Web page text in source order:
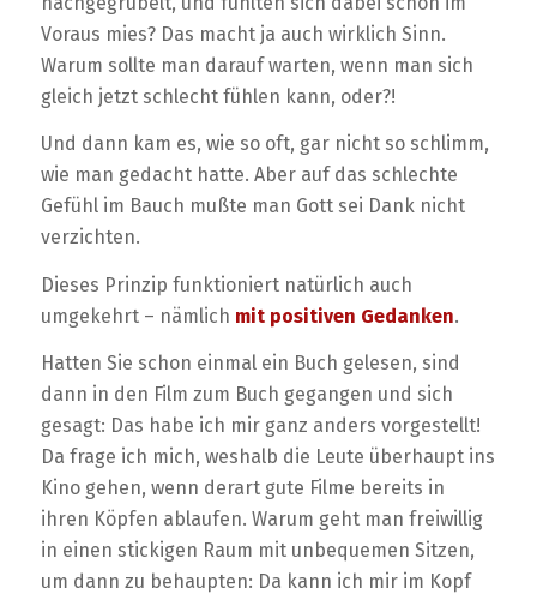
Voraus mies? Das macht ja auch wirklich Sinn.
Warum sollte man darauf warten, wenn man sich
gleich jetzt schlecht fühlen kann, oder?!
Und dann kam es, wie so oft, gar nicht so schlimm,
wie man gedacht hatte. Aber auf das schlechte
Gefühl im Bauch mußte man Gott sei Dank nicht
verzichten.
Dieses Prinzip funktioniert natürlich auch
umgekehrt – nämlich mit positiven Gedanken.
Hatten Sie schon einmal ein Buch gelesen, sind
dann in den Film zum Buch gegangen und sich
gesagt: Das habe ich mir ganz anders vorgestellt!
Da frage ich mich, weshalb die Leute überhaupt ins
Kino gehen, wenn derart gute Filme bereits in
ihren Köpfen ablaufen. Warum geht man freiwillig
in einen stickigen Raum mit unbequemen Sitzen,
um dann zu behaupten: Da kann ich mir im Kopf